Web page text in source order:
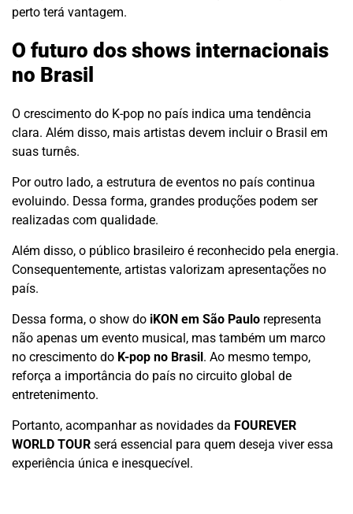
perto terá vantagem.
O futuro dos shows internacionais
no Brasil
O crescimento do K-pop no país indica uma tendência
clara. Além disso, mais artistas devem incluir o Brasil em
suas turnês.
Por outro lado, a estrutura de eventos no país continua
evoluindo. Dessa forma, grandes produções podem ser
realizadas com qualidade.
Além disso, o público brasileiro é reconhecido pela energia.
Consequentemente, artistas valorizam apresentações no
país.
Dessa forma, o show do iKON em São Paulo representa
não apenas um evento musical, mas também um marco
no crescimento do K-pop no Brasil. Ao mesmo tempo,
reforça a importância do país no circuito global de
entretenimento.
Portanto, acompanhar as novidades da FOUREVER
WORLD TOUR será essencial para quem deseja viver essa
experiência única e inesquecível.